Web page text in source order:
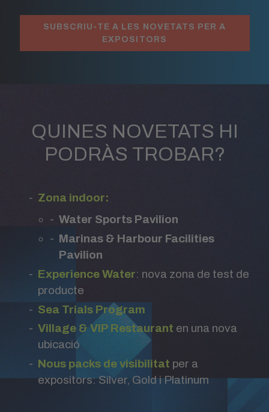
SUBSCRIU-TE A LES NOVETATS PER A
EXPOSITORS
QUINES NOVETATS HI
PODRÀS TROBAR?
Zona indoor:
Water Sports Pavilion
Marinas & Harbour Facilities
Pavilion
Experience Water: nova zona de test de
producte
Sea Trials Program
Village & VIP Restaurant en una nova
ubicació
Nous packs de visibilitat per a
expositors: Silver, Gold i Platinum